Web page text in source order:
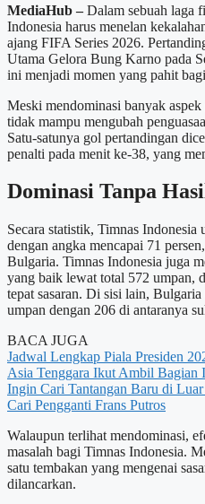
MediaHub –Dalam sebuah laga
Indonesia harus menelan
ajang FIFA Series 2026.
Utama Gelora Bung Karno pada
ini menjadi momen yang pahit
Meski mendominasi banyak
tidak mampu mengubah
Satu-satunya gol pertandingan
penalti pada menit ke-38, yang
Dominasi Tanpa
Secara statistik, Timnas Indonesia
dengan angka mencapai 71
Bulgaria. Timnas Indonesia juga
yang baik lewat total 572 umpan,
tepat sasaran. Di sisi lain,
umpan dengan 206 di antaranya
BACA JUGA
Jadwal Lengkap Piala Presiden
Asia Tenggara Ikut Ambil Bagian
Ingin Cari Tantangan Baru di Luar
Cari Pengganti Frans Putros
Walaupun terlihat mendominasi,
masalah bagi Timnas Indonesia.
satu tembakan yang mengenai
dilancarkan.